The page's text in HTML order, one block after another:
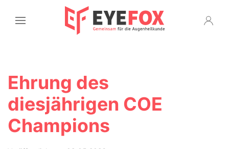
Ehrung des
diesjährigen COE
Champions